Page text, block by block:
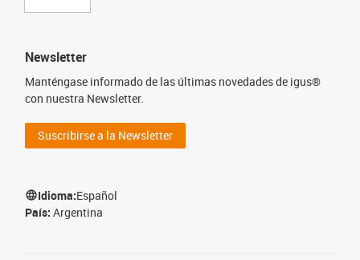
Newsletter
Manténgase informado de las últimas novedades de igus®
con nuestra Newsletter.
Suscribirse a la Newsletter
Idioma:Español
País: Argentina